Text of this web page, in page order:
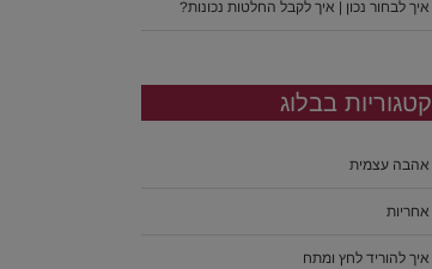
איך לבחור נכון | איך לקבל החלטות נכונות?
קטגוריות בבלוג
אהבה עצמית
אחריות
איך להוריד לחץ ומתח